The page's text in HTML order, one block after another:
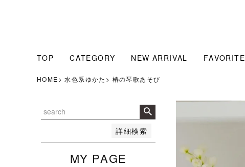
TOP CATEGORY NEW ARRIVAL FAVORITE
HOME 水色系ゆかた 椿の琴歌あそび
詳細検索
人気順
新着順
価格が安い順
MY PAGE